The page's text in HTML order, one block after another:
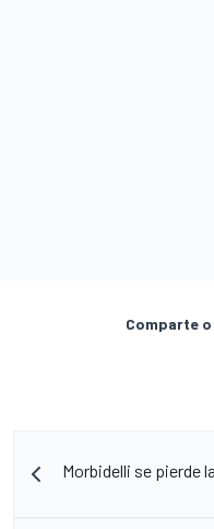
Comparte
Morbidelli se pierde